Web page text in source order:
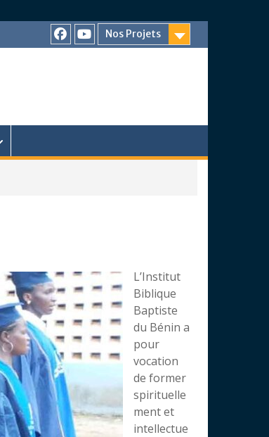
Nos Projets
Facebook
Chaîne
L’Institut
Biblique
Baptiste
du Bénin a
pour
vocation
de former
spirituelle
ment et
intellectue